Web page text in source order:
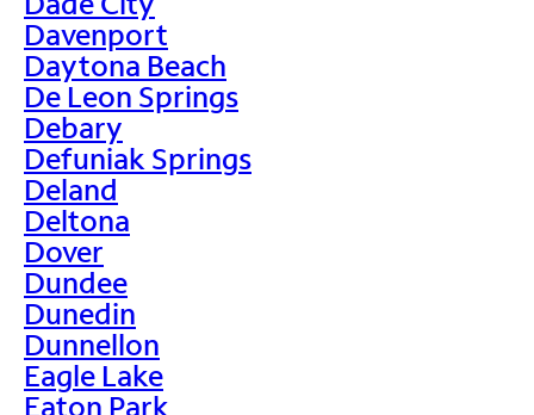
Davenport
Daytona Beach
De Leon Springs
Debary
Defuniak Springs
Deland
Deltona
Dover
Dundee
Dunedin
Dunnellon
Eagle Lake
Eaton Park